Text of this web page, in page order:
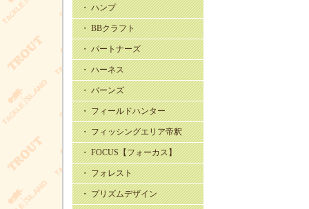
・ ハンプ
・ BBクラフト
・ パートナーズ
・ ハーネス
・ バーンズ
・ フィールドハンター
・ フィッシングエリア帝釈
・ FOCUS【フォーカス】
・ フォレスト
・ プリズムデザイン